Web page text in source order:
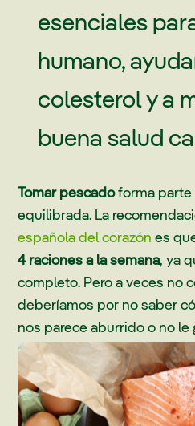
esenciales
humano,
colesterol y a
buena salud
Tomar pescadoforma parte
equilibrada. La
española del corazónes
4 raciones a la semana, ya
completo. Pero a veces no
deberíamos por no saber
nos parece aburrido o no le